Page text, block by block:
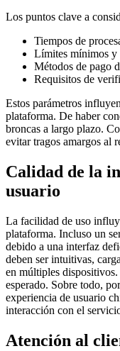
Los puntos clave a
Tiempos de
Límites mínimos y
Métodos de pago
Requisitos de
Estos parámetros
plataforma. De haber
broncas a largo plazo.
evitar tragos amargos al
Calidad de la
usuario
La facilidad de uso
plataforma. Incluso un
debido a una interfaz
deben ser intuitivas,
en múltiples
esperado. Sobre todo,
experiencia de usuario
interacción con el
Atención al